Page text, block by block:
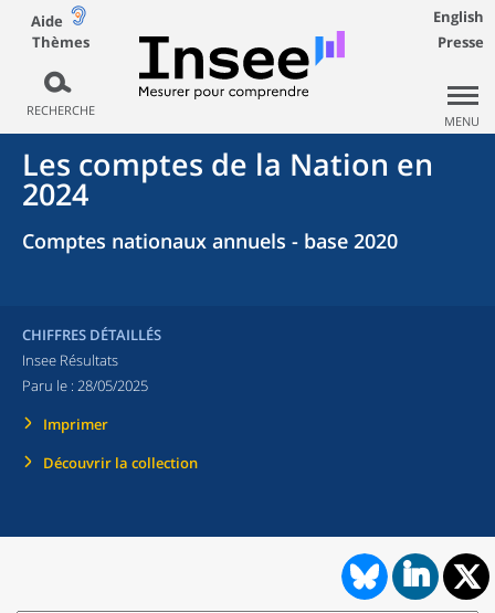
Aide
Thèmes
RECHERCHE
English
Presse
MENU
Les comptes de la Nation en
2024
Comptes nationaux annuels - base 2020
CHIFFRES DÉTAILLÉS
Insee Résultats
Paru le : 28/05/2025
Imprimer
Découvrir la collection